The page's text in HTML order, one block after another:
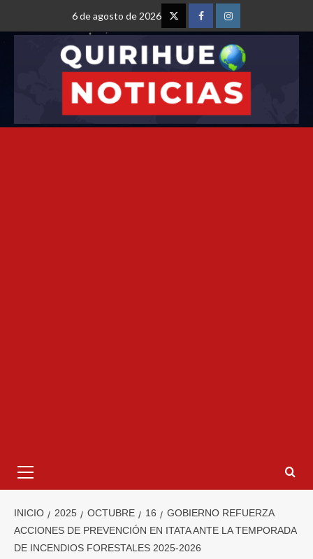
6 de agosto de 2026
INICIO 2025 OCTUBRE 16
GOBIERNO REFUERZA
ACCIONES DE PREVENCIÓN EN ITATA ANTE LA TEMPORADA
DE INCENDIOS FORESTALES 2025-2026